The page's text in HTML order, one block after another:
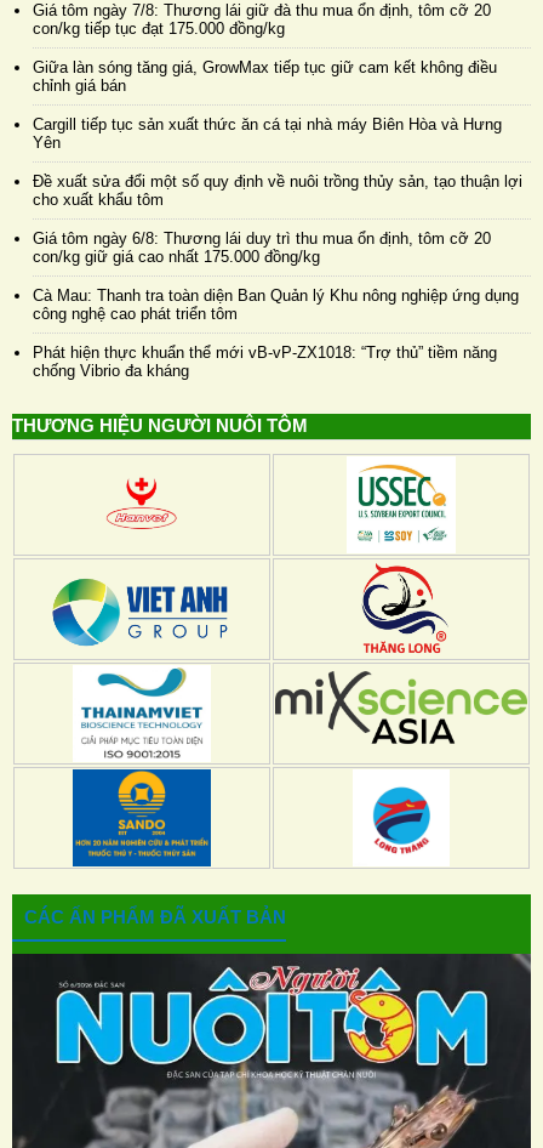
Giá tôm ngày 7/8: Thương lái giữ đà thu mua ổn định, tôm cỡ 20
con/kg tiếp tục đạt 175.000 đồng/kg
Giữa làn sóng tăng giá, GrowMax tiếp tục giữ cam kết không điều
chỉnh giá bán
Cargill tiếp tục sản xuất thức ăn cá tại nhà máy Biên Hòa và Hưng
Yên
Đề xuất sửa đổi một số quy định về nuôi trồng thủy sản, tạo thuận lợi
cho xuất khẩu tôm
Giá tôm ngày 6/8: Thương lái duy trì thu mua ổn định, tôm cỡ 20
con/kg giữ giá cao nhất 175.000 đồng/kg
Cà Mau: Thanh tra toàn diện Ban Quản lý Khu nông nghiệp ứng dụng
công nghệ cao phát triển tôm
Phát hiện thực khuẩn thể mới vB-vP-ZX1018: “Trợ thủ” tiềm năng
chống Vibrio đa kháng
THƯƠNG HIỆU NGƯỜI NUÔI TÔM
CÁC ẤN PHẨM ĐÃ XUẤT BẢN